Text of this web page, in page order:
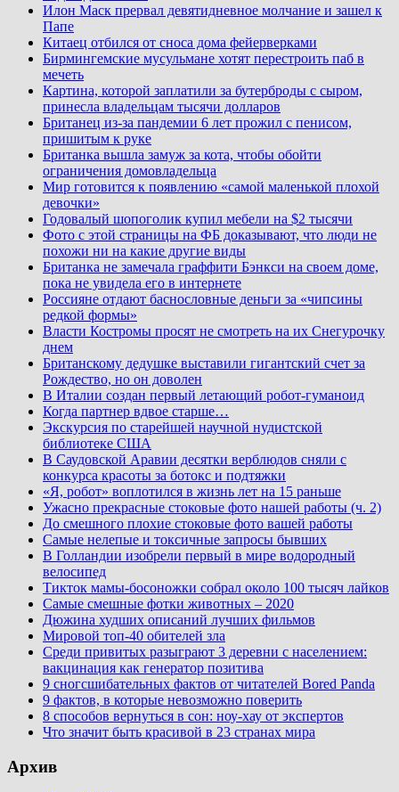
Илон Маск прервал девятидневное молчание и зашел к
Папе
Китаец отбился от сноса дома фейерверками
Бирмингемские мусульмане хотят перестроить паб в
мечеть
Картина, которой заплатили за бутерброды с сыром,
принесла владельцам тысячи долларов
Британец из-за пандемии 6 лет прожил с пенисом,
пришитым к руке
Британка вышла замуж за кота, чтобы обойти
ограничения домовладельца
Мир готовится к появлению «самой маленькой плохой
девочки»
Годовалый шопоголик купил мебели на $2 тысячи
Фото с этой страницы на ФБ доказывают, что люди не
похожи ни на какие другие виды
Британка не замечала граффити Бэнкси на своем доме,
пока не увидела его в интернете
Россияне отдают баснословные деньги за «чипсины
редкой формы»
Власти Костромы просят не смотреть на их Снегурочку
днем
Британскому дедушке выставили гигантский счет за
Рождество, но он доволен
В Италии создан первый летающий робот-гуманоид
Когда партнер вдвое старше…
Экскурсия по старейшей научной нудистской
библиотеке США
В Саудовской Аравии десятки верблюдов сняли с
конкурса красоты за ботокс и подтяжки
«Я, робот» воплотился в жизнь лет на 15 раньше
Ужасно прекрасные стоковые фото нашей работы (ч. 2)
До смешного плохие стоковые фото вашей работы
Самые нелепые и токсичные запросы бывших
В Голландии изобрели первый в мире водородный
велосипед
Тикток мамы-босоножки собрал около 100 тысяч лайков
Самые смешные фотки животных – 2020
Дюжина худших описаний лучших фильмов
Мировой топ-40 обителей зла
Среди привитых разыграют 3 деревни с населением:
вакцинация как генератор позитива
9 сногсшибательных фактов от читателей Bored Panda
9 фактов, в которые невозможно поверить
8 способов вернуться в сон: ноу-хау от экспертов
Что значит быть красивой в 23 странах мира
Архив